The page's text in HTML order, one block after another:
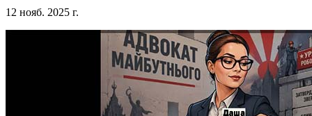
12 нояб. 2025 г.